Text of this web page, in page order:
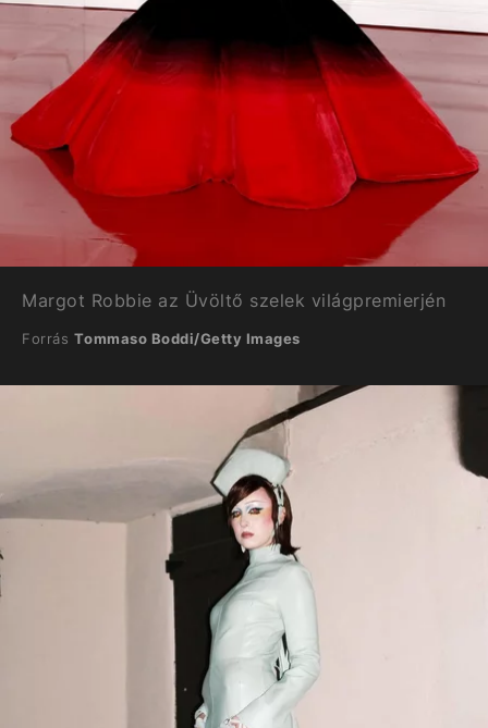
Margot Robbie az Üvöltő szelek világpremierjén
Forrás Tommaso Boddi/Getty Images